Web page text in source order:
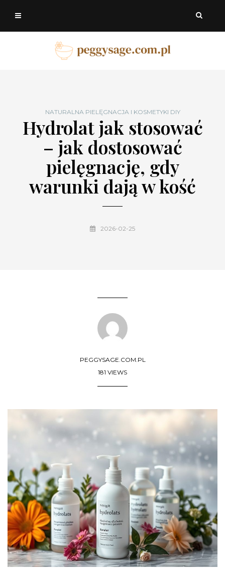
NATURALNA PIELĘGNACJA I KOSMETYKI DIY
Hydrolat jak stosować
– jak dostosować
pielęgnację, gdy
warunki dają w kość
2026-02-25
PEGGYSAGE.COM.PL
181 VIEWS